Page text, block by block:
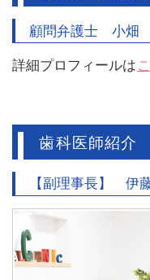
顧問弁護士 小畑
詳細プロフィールは
歯科医師紹介
【副理事長】 伊